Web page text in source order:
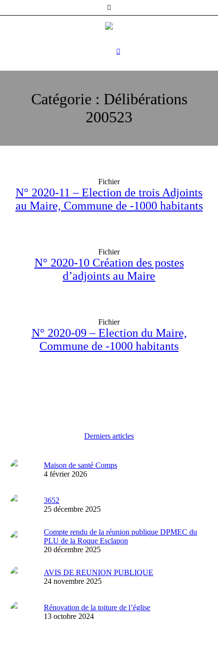
Catégorie : Délibérations
200523
Fichier
N° 2020-11 – Election de trois Adjoints
au Maire, Commune de -1000 habitants
Fichier
N° 2020-10 Création des postes
d’adjoints au Maire
Fichier
N° 2020-09 – Election du Maire,
Commune de -1000 habitants
Derniers articles
Maison de santé Comps
4 février 2026
3652
25 décembre 2025
Compte rendu de la réunion publique DPMEC du
PLU de la Roque Esclapon
20 décembre 2025
AVIS DE REUNION PUBLIQUE
24 novembre 2025
Rénovation de la toiture de l’église
13 octobre 2024